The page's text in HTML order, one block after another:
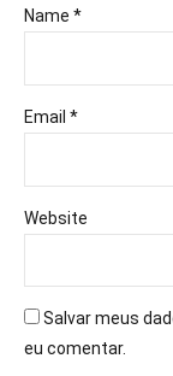
Name *
Email *
Website
Salvar meus
eu comentar.